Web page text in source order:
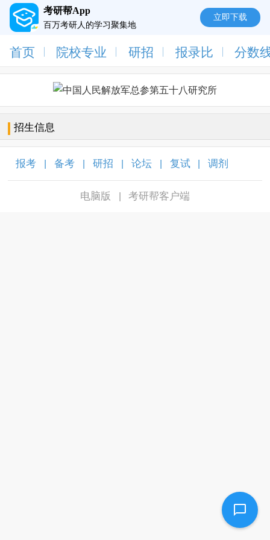
考研帮App
百万考研人的学习聚集地
立即下载
首页 院校专业 研招 报录比 分数
招生信息
报考 备考 研招 论坛 复试 调剂
电脑版 考研帮客户端